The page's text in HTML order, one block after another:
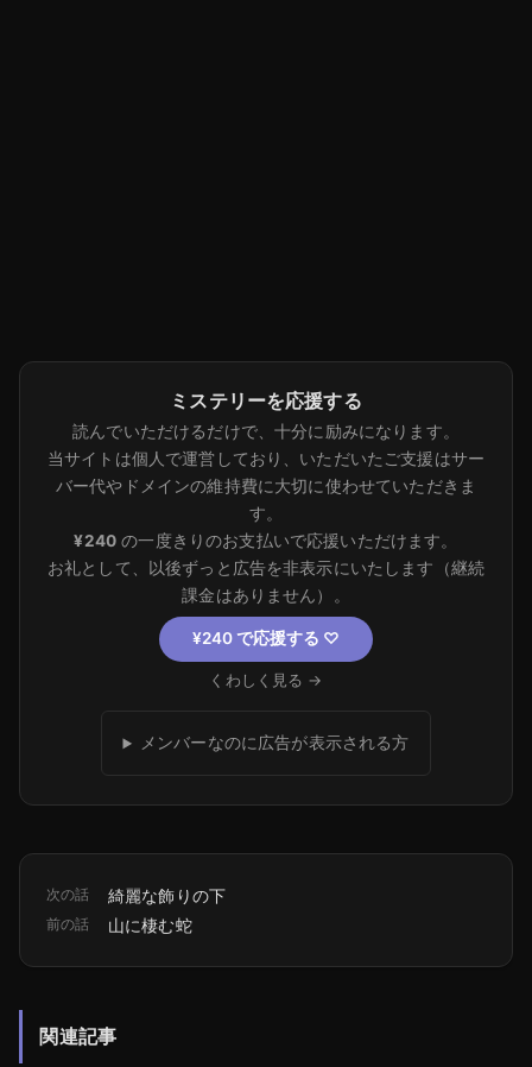
ミステリーを応援する
読んでいただけるだけで、十分に励みになります。
当サイトは個人で運営しており、いただいたご支援はサー
バー代やドメインの維持費に大切に使わせていただきま
す。
¥240 の一度きりのお支払いで応援いただけます。
お礼として、以後ずっと広告を非表示にいたします（継続
課金はありません）。
¥240 で応援する ♡
くわしく見る →
メンバーなのに広告が表示される方
次の話 綺麗な飾りの下
前の話 山に棲む蛇
関連記事